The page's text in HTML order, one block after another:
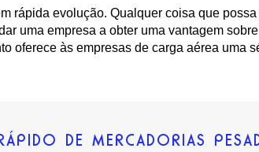
rápida evolução. Qualquer coisa que
uma empresa a obter uma vantagem
oferece às empresas de carga aérea uma
DE MERCADORIAS